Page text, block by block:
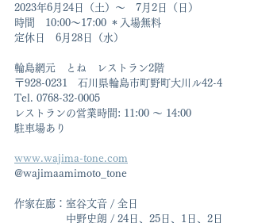
2023年6月24日（土）〜　7月2日（日）
時間　10:00〜17:00 ＊入場無料
定休日　6月28日（水）
輪島網元　とね　レストラン2階
〒928-0231　石川県輪島市町野町大川ル42-4
Tel. 0768-32-0005
レストランの営業時間: 11:00 〜 14:00
駐車場あり
www.wajima-tone.com
@wajimaamimoto_tone
作家在廊：室谷文音 / 全日
中野史朗 / 24日、25日、1日、2日